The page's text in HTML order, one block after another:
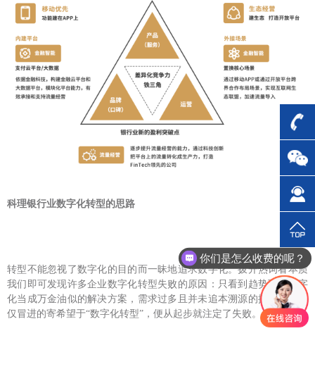
科理银行业数字化转型的思路
转型不能忽视了数字化的目的而一昧地追求数字化。拨开热词看本质
我们即可发现许多企业数字化转型失败的原因：只看到趋势而把数字
化当成万金油似的解决方案，需求过多且并未追本溯源的探究原因，
仅冒进的寄希望于“数字化转型”，便从起步就注定了失败。
你们是怎么收费的呢？